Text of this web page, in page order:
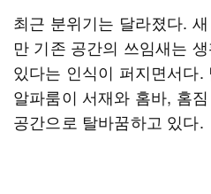
최근 분위기는 달라졌다.
만 기존 공간의 쓰임새는
있다는 인식이 퍼지면서다
알파룸이 서재와 홈바, 홈
공간으로 탈바꿈하고 있다.